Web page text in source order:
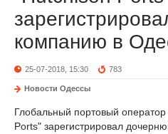
компанию в
25-07-2018, 15:30 783
Новости Одессы
Глобальный портовый
Ports" зарегистрировал